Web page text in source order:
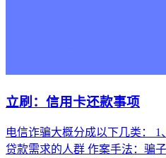
立刷：信用卡还款事项
电信诈骗大概分成以下几类：
贷款需求的人群 作案手法：骗